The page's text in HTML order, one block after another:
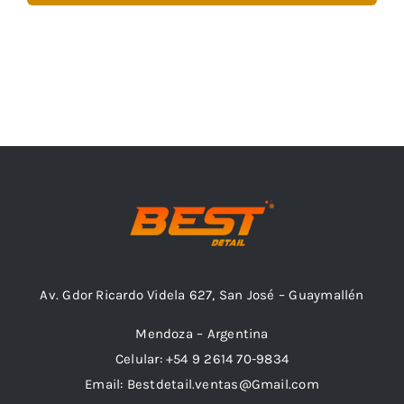
Av. Gdor Ricardo Videla 627, San José – Guaymallén
Mendoza – Argentina
Celular: +54 9 2614 70-9834
Email: Bestdetail.ventas@Gmail.com